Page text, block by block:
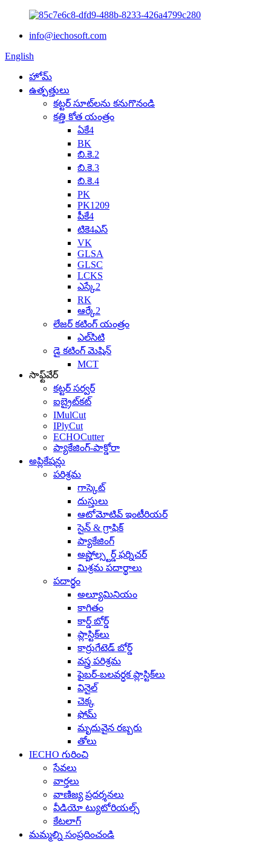
info@iechosoft.com
English
హోమ్
ఉత్పత్తులు
కట్టర్ సూట్‌లను కనుగొనండి
కత్తి కోత యంత్రం
ఏకే4
BK
బి.కె.2
బి.కె.3
బి.కె.4
PK
PK1209
పీకే4
టికె4ఎస్
VK
GLSA
GLSC
LCKS
ఎస్కే2
RK
ఆర్కే2
లేజర్ కటింగ్ యంత్రం
ఎల్‌సిటి
డై కటింగ్ మెషిన్
MCT
సాఫ్ట్‌వేర్
కట్టర్ సర్వర్
ఐబ్రైట్‌కట్
IMulCut
IPlyCut
ECHOCutter
ప్యాకేజింగ్-పాక్డోరా
అప్లికేషన్లు
పరిశ్రమ
గాస్కెట్
దుస్తులు
ఆటోమోటివ్ ఇంటీరియర్
సైన్ & గ్రాఫిక్
ప్యాకేజింగ్
అప్హోల్స్టర్డ్ ఫర్నిచర్
మిశ్రమ పదార్థాలు
పదార్థం
అల్యూమినియం
కాగితం
కార్డ్ బోర్డ్
ప్లాస్టిక్‌లు
కార్రుగేటెడ్ బోర్డ్
వస్త్ర పరిశ్రమ
ఫైబర్-బలవర్ధక ప్లాస్టిక్‌లు
వినైల్
చెక్క
ఫోమ్
మృదువైన రబ్బరు
తోలు
IECHO గురించి
సేవలు
వార్తలు
వాణిజ్య ప్రదర్శనలు
వీడియో ట్యుటోరియల్స్
కేటలాగ్
మమ్మల్ని సంప్రదించండి